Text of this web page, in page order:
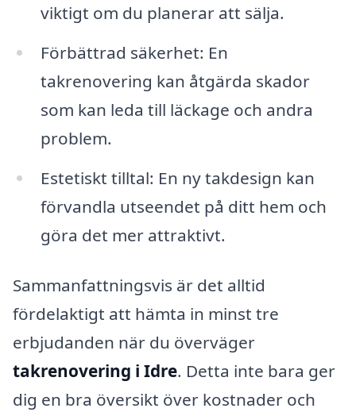
viktigt om du planerar att sälja.
Förbättrad säkerhet: En
takrenovering kan åtgärda skador
som kan leda till läckage och andra
problem.
Estetiskt tilltal: En ny takdesign kan
förvandla utseendet på ditt hem och
göra det mer attraktivt.
Sammanfattningsvis är det alltid
fördelaktigt att hämta in minst tre
erbjudanden när du överväger
takrenovering i Idre. Detta inte bara ger
dig en bra översikt över kostnader och